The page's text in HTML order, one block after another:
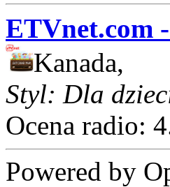
ETVnet.com
Kanada,
Styl: Dla
Ocena radio:
Powered by